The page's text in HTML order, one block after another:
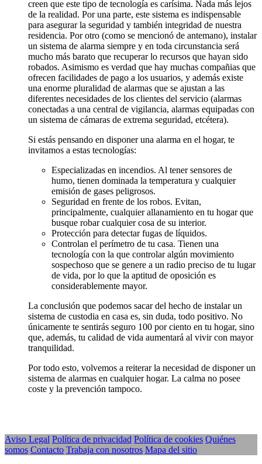
creen que este tipo de tecnología es carísima. Nada más lejos
de la realidad. Por una parte, este sistema es indispensable
para asegurar la seguridad y también integridad de nuestra
residencia. Por otro (como se mencionó de antemano), instalar
un sistema de alarma siempre y en toda circunstancia será
mucho más barato que recuperar lo recursos que hayan sido
robados. Asimismo es verdad que hay muchas compañias que
ofrecen facilidades de pago a los usuarios, y además existe
una enorme pluralidad de alarmas que se ajustan a las
diferentes necesidades de los clientes del servicio (alarmas
conectadas a una central de vigilancia, alarmas equipadas con
un sistema de cámaras de extrema seguridad, etcétera).
Si estás pensando en disponer una alarma en el hogar, te
invitamos a estas tecnologías:
Especializadas en incendios. Al tener sensores de
humo, tienen dominada la temperatura y cualquier
emisión de gases peligrosos.
Seguridad en frente de los robos. Evitan,
principalmente, cualquier allanamiento en tu hogar que
busque robar cualquier cosa de su interior.
Protección para detectar fugas de líquidos.
Controlan el perímetro de tu casa. Tienen una
tecnología con la que controlar algún movimiento
sospechoso que se genere a un radio preciso de tu lugar
de vida, por lo que la aptitud de oposición es
considerablemente mayor.
La conclusión que podemos sacar del hecho de instalar un
sistema de custodia en casa es, sin duda, todo positivo. No
únicamente te sentirás seguro 100 por ciento en tu hogar, sino
que, además, tu calidad de vida aumentará al vivir con mayor
tranquilidad.
Por todo esto, volvemos a reiterar la necesidad de disponer un
sistema de alarmas en cualquier hogar. La calma no posee
coste y la prevención tampoco.
Aviso Legal Política de privacidad Política de cookies Quiénes
somos Contacto Trabaja con nosotros Mapa del sitio